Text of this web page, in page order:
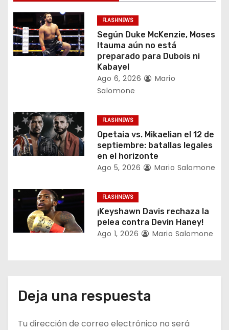
ó
n
d
n
t
r
d
FLASHNEWS
Según Duke McKenzie, Moses
Itauma aún no está
preparado para Dubois ni
Kabayel
Ago 6, 2026
Mario
Salomone
FLASHNEWS
Opetaia vs. Mikaelian el 12 de
septiembre: batallas legales
en el horizonte
Ago 5, 2026 Mario Salomone
FLASHNEWS
¡Keyshawn Davis rechaza la
pelea contra Devin Haney!
Ago 1, 2026 Mario Salomone
Deja una respuesta
Tu dirección de correo electrónico no será